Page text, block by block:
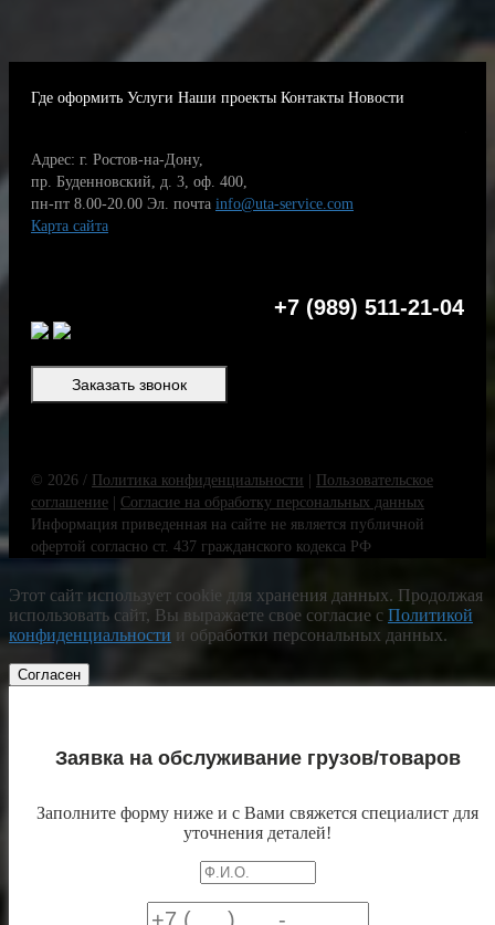
Где оформить Услуги Наши проекты Контакты Новости
Адрес: г. Ростов-на-Дону,
пр. Буденновский, д. 3, оф. 400,
пн-пт 8.00-20.00 Эл. почта info@uta-service.com
Карта сайта
+7 (989) 511-21-04
Заказать звонок
© 2026 / Политика конфиденциальности
Пользовательское
соглашение
Согласие на обработку персональных данных
Информация приведенная на сайте не является публичной
офертой согласно ст. 437 гражданского кодекса РФ
Этот сайт использует cookie для хранения данных. Продолжая
использовать сайт, Вы выражаете свое согласие с Политикой
конфиденциальности и обработки персональных данных.
Согласен
Заявка на обслуживание грузов/товаров
Заполните форму ниже и с Вами свяжется специалист для
уточнения деталей!